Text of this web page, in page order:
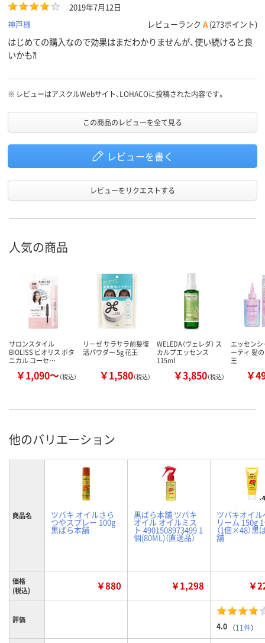
2019年7月12日
神戸様
レビューランク A (273ポイント)
はじめての購入なので効果はまだわかりませんが、使い続けると良
いかも⁈
※ レビューはアスクルWebサイト、LOHACOに投稿された内容です。
この商品のレビューを全て見る
レビューを書く
レビューをリクエストする
人気の商品
サロンスタイル
BIOLISS ビオリス ボタ
ニカル コーセ…
￥1,090～（税込）
リーゼ サラサラ前髪復
活パウダー 5g 花王
￥1,580（税込）
WELEDA（ヴェレダ） ス
カルプエッセンス
115ml
￥3,850（税込）
エッセン
ーティ 髪
王
￥
他のバリエーション
商品名 ツバキ オイルさら
つやスプレー 100g
黒ばら本舗
黒ばら本舗 ツバキ
オイル オイルミス
ト 4901508973499 1
個(80ML)（直送品）
ツバキオイ
リーム 150g
（1個×48）黒
舗
価格
(税込)
￥880 ￥1,298 ￥
評価
4.0 （11件）